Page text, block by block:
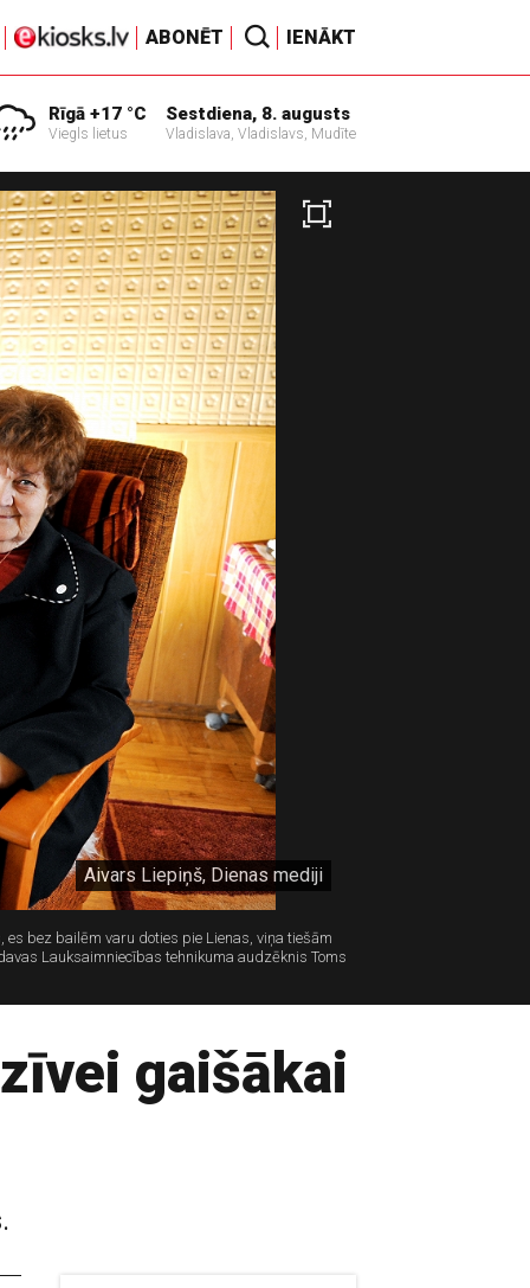
ABONĒT IENĀKT
Rīgā +17 °C
Viegls lietus
Sestdiena, 8. augusts
Vladislava, Vladislavs, Mudīte
Aivars Liepiņš, Dienas mediji
bez bailēm varu doties pie Lienas, viņa tiešām
Lauksaimniecības tehnikuma audzēknis Toms
gaišākai